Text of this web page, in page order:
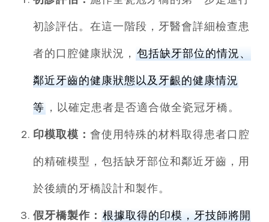
初診評估。在這一階段，牙醫會詳細檢查患
者的口腔健康狀況， 包括缺牙部位的情況、
鄰近牙齒的健康狀態以及牙齦的健康情況
等 ，以確定患者是否適合做全瓷冠牙橋。
印模取模： 會使用特殊的材料取得患者口腔
的精確模型，包括缺牙部位和鄰近牙齒，用
於後續的牙橋設計和製作。
假牙橋製作： 根據取得的印模，牙技師將開